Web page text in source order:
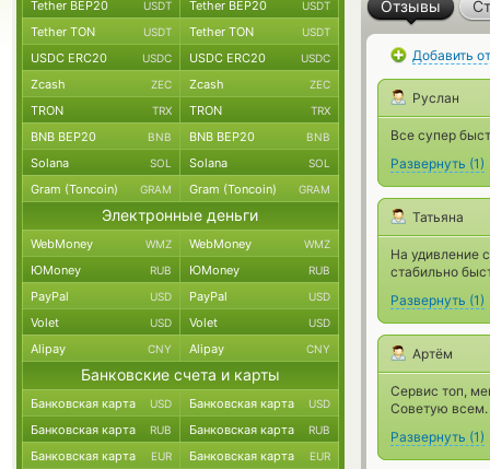
Отзывы
Добавить
Руслан
Все супер
Развернуть (1)
Татьяна
На удивление
стабильно
Развернуть (1)
Артём
Сервис топ,
Советую всем.
Развернуть (1)
Tether BEP20 USDT Tether BEP20 USDT
Tether TON USDT Tether TON USDT
USDC ERC20 USDC USDC ERC20 USDC
Zcash ZEC Zcash ZEC
TRON TRX TRON TRX
BNB BEP20 BNB BNB BEP20 BNB
Solana SOL Solana SOL
Gram (Toncoin) GRAM Gram (Toncoin) GRAM
Электронные деньги
WebMoney WMZ WebMoney WMZ
ЮMoney RUB ЮMoney RUB
PayPal USD PayPal USD
Volet USD Volet USD
Alipay CNY Alipay CNY
Банковские счета и карты
Банковская карта USD Банковская карта USD
Банковская карта RUB Банковская карта RUB
Банковская карта EUR Банковская карта EUR